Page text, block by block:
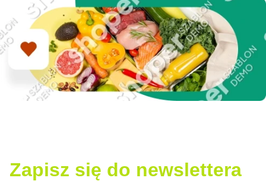
Zapisz się do newslettera